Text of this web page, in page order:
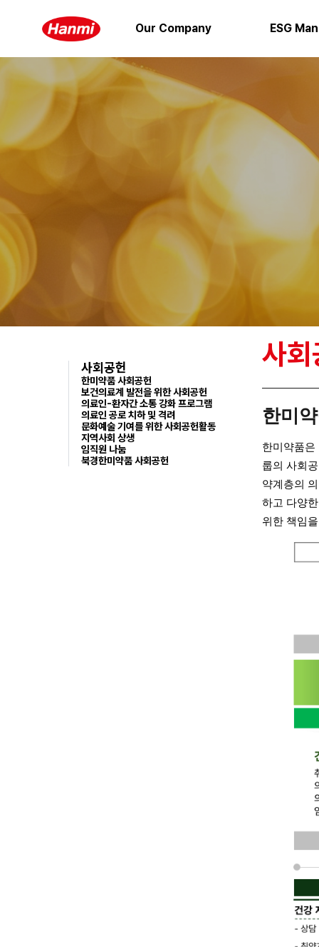
Our Company ESG
사회공헌
한미약품 사회공헌
보건의료계 발전을 위한 사회공헌
의료인-환자간 소통 강화 프로그램
의료인 공로 치하 및 격려
문화예술 기여를 위한 사회공헌활동
지역사회 상생
임직원 나눔
북경한미약품 사회공헌
사
한미
한미약품은
룹의 사회
약계층의
하고 다양
위한 책임